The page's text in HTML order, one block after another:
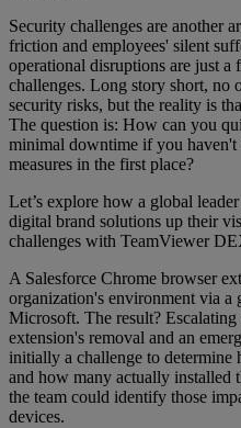
Security challenges are another
friction and employees' silent
operational disruptions are just a
challenges. Long story short, no
security risks, but the reality is
The question is: How can you
minimal downtime if you haven't
measures in the first place?
Let’s explore how a global
digital brand solutions up their
challenges with TeamViewer
A Salesforce Chrome browser
organization's environment via
Microsoft. The result?
extension's removal and an
initially a challenge to determine
and how many actually installed
the team could identify those
devices.